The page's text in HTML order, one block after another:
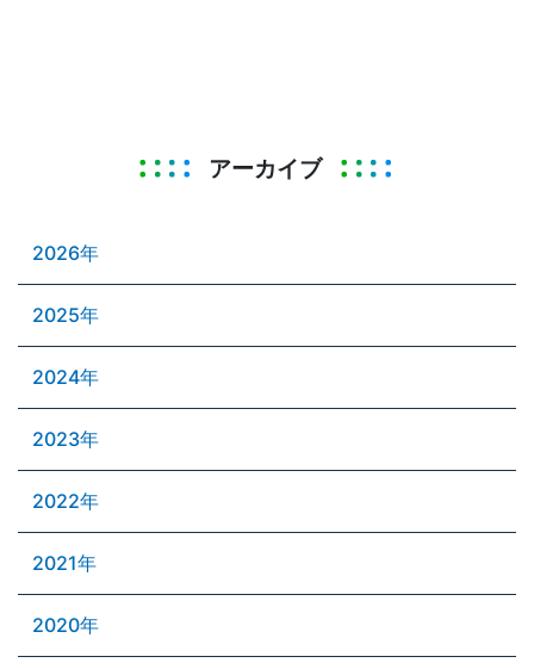
アーカイブ
2026年
2025年
2024年
2023年
2022年
2021年
2020年